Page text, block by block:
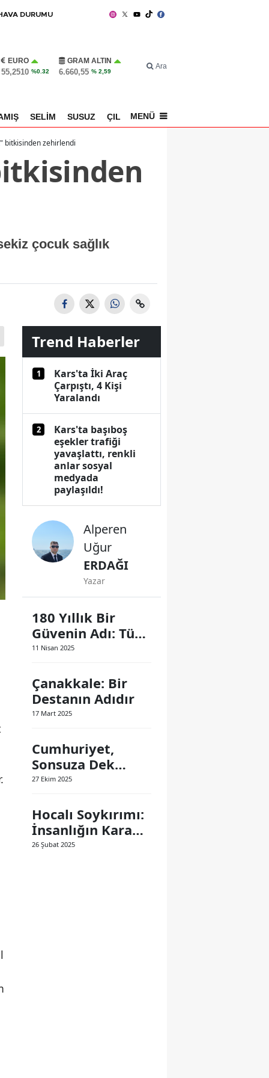
DURUMU
EURO
55,2510 %0.32
GRAM ALTIN
6.660,55 % 2,59
Ara
SELİM SUSUZ ÇILDIR SPOR
MENÜ
bitkisinden zehirlendi
çocuk sağlık
Trend Haberler
1
Kars'ta İki Araç
Çarpıştı, 4 Kişi
Yaralandı
2
Kars'ta başıboş
eşekler trafiği
yavaşlattı, renkli
anlar sosyal
medyada
paylaşıldı!
Alperen
Uğur
ERDAĞI
Yazar
180 Yıllık Bir
Güvenin Adı: Türk
Polis Teşkilatı
11 Nisan 2025
Çanakkale: Bir
Destanın Adıdır
17 Mart 2025
Cumhuriyet,
Sonsuza Dek
Yaşayacak
27 Ekim 2025
Hocalı Soykırımı:
İnsanlığın Kara
Lekesi
26 Şubat 2025